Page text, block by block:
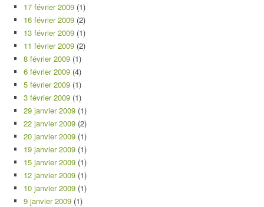
17 février 2009 (1)
16 février 2009 (2)
13 février 2009 (1)
11 février 2009 (2)
8 février 2009 (1)
6 février 2009 (4)
5 février 2009 (1)
3 février 2009 (1)
29 janvier 2009 (1)
22 janvier 2009 (2)
20 janvier 2009 (1)
19 janvier 2009 (1)
15 janvier 2009 (1)
12 janvier 2009 (1)
10 janvier 2009 (1)
9 janvier 2009 (1)